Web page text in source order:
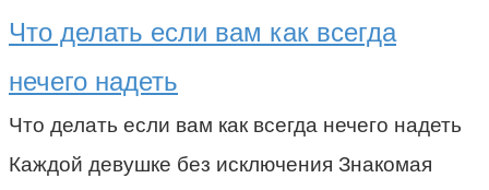
Что делать если вам как всегда
нечего надеть
Что делать если вам как всегда нечего надеть
Каждой девушке без исключения Знакомая